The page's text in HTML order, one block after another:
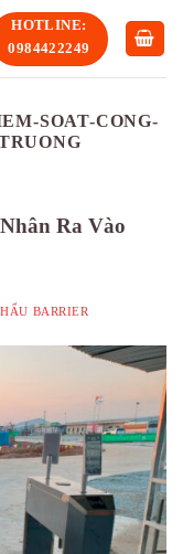
HOTLINE:
0984422249
SOAT-CONG-
Ra Vào
BARRIER